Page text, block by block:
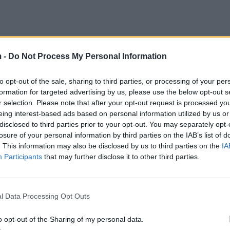
- Do Not Process My Personal Information
opt-out of the sale, sharing to third parties, or processing of your
for targeted advertising by us, please use the below opt-out
selection. Please note that after your opt-out request is processed
interest-based ads based on personal information utilized by us
to third parties prior to your opt-out. You may separately
of your personal information by third parties on the IAB’s list of
This information may also be disclosed by us to third parties on the
Participants that may further disclose it to other third parties.
Data Processing Opt Outs
opt-out of the Sharing of my personal data.
të krijoj kushtet që në çdo hap të jemi
tillë e kemi arritur për sa i përket forcës së
së ideve, lartësimit të simboleve etj.
ku disa prej nesh kanë zgjedhur tashmë
ime si drejtues është të mbes i vëmendshëm ndaj
më duhet t‘i paraprij në kohë për
për drejtimin e Departamentit në Nëntor të